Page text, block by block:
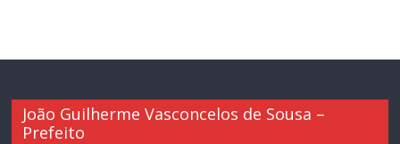
João Guilherme Vasconcelos de Sousa –
Prefeito